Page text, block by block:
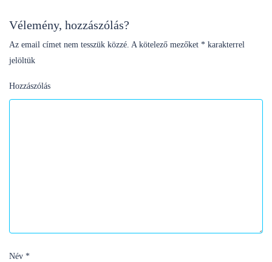
Vélemény, hozzászólás?
Az email címet nem tesszük közzé. A kötelező mezőket * karakterrel
jelöltük
Hozzászólás
Név *